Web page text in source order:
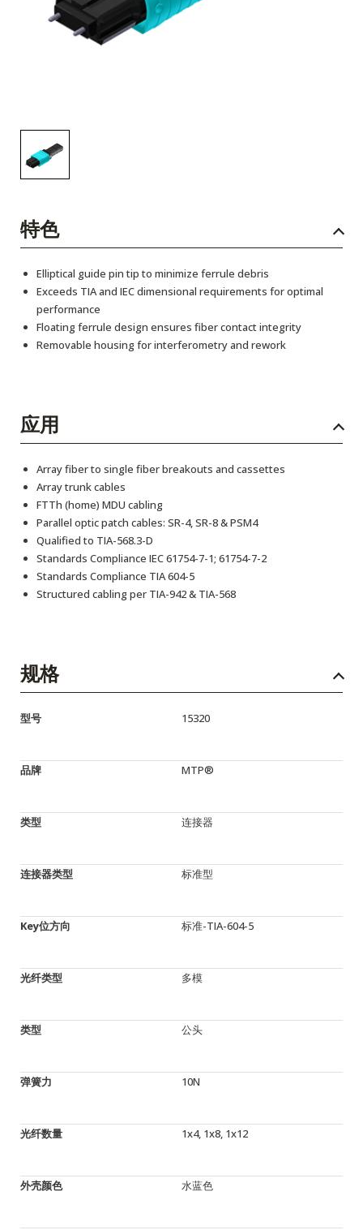
特色
Elliptical guide pin tip to minimize ferrule debris
Exceeds TIA and IEC dimensional requirements for optimal
performance
Floating ferrule design ensures fiber contact integrity
Removable housing for interferometry and rework
应用
Array fiber to single fiber breakouts and cassettes
Array trunk cables
FTTh (home) MDU cabling
Parallel optic patch cables: SR-4, SR-8 & PSM4
Qualified to TIA-568.3-D
Standards Compliance IEC 61754-7-1; 61754-7-2
Standards Compliance TIA 604-5
Structured cabling per TIA-942 & TIA-568
规格
型号 15320
品牌 MTP®
类型 连接器
连接器类型 标准型
Key位方向 标准-TIA-604-5
光纤类型 多模
类型 公头
弹簧力 10N
光纤数量 1x4, 1x8, 1x12
外壳颜色 水蓝色